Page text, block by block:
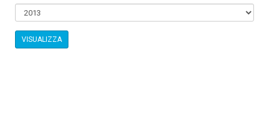
VISUALIZZA